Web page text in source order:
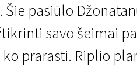
Šie pasiūlo
savo šeimai
prarasti. Riplio